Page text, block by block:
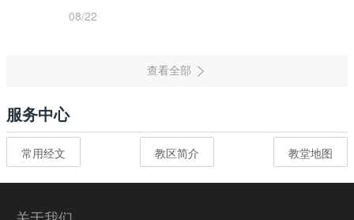
08/22
服务中心
常用经文 教区简介 教堂地图